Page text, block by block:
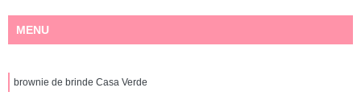
MENU
brownie de brinde Casa Verde